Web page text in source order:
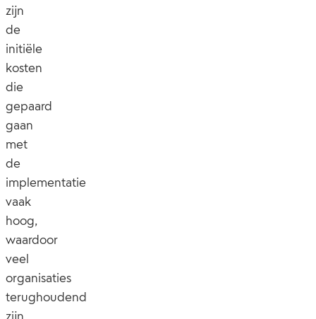
zijn
de
initiële
kosten
die
gepaard
gaan
met
de
implementatie
vaak
hoog,
waardoor
veel
organisaties
terughoudend